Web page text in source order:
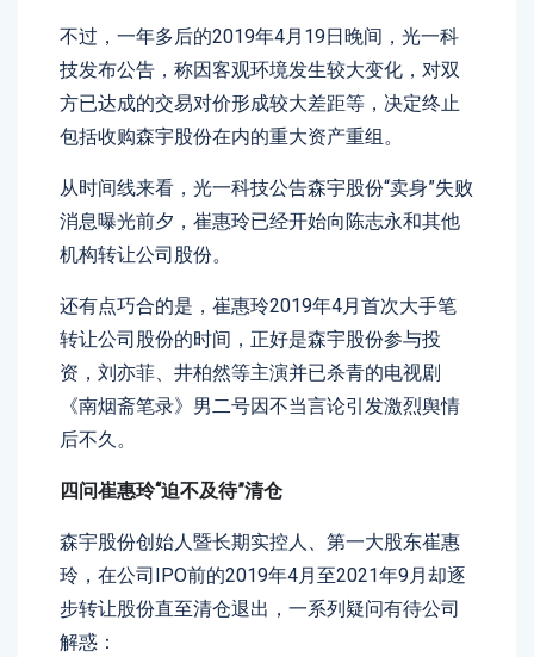
不过，一年多后的2019年4月19日晚间，光一科
技发布公告，称因客观环境发生较大变化，对双
方已达成的交易对价形成较大差距等，决定终止
包括收购森宇股份在内的重大资产重组。
从时间线来看，光一科技公告森宇股份“卖身”失败
消息曝光前夕，崔惠玲已经开始向陈志永和其他
机构转让公司股份。
还有点巧合的是，崔惠玲2019年4月首次大手笔
转让公司股份的时间，正好是森宇股份参与投
资，刘亦菲、井柏然等主演并已杀青的电视剧
《南烟斋笔录》男二号因不当言论引发激烈舆情
后不久。
四问崔惠玲“迫不及待”清仓
森宇股份创始人暨长期实控人、第一大股东崔惠
玲，在公司IPO前的2019年4月至2021年9月却逐
步转让股份直至清仓退出，一系列疑问有待公司
解惑：